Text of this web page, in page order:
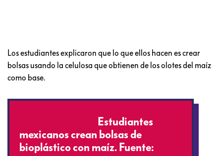
Los estudiantes explicaron que lo que ellos hacen es crear
bolsas usando la celulosa que obtienen de los olotes del maíz
como base.
Estudiantes
mexicanos crean bolsas de
bioplástico con maíz. Fuente: